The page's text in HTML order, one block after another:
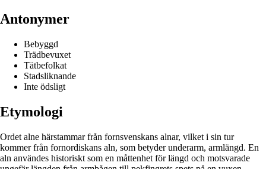
Antonymer
Bebyggd
Trädbevuxet
Tätbefolkat
Stadsliknande
Inte ödsligt
Etymologi
Ordet alne härstammar från fornsvenskans alnar, vilket i sin tur
kommer från fornordiskans aln, som betyder underarm, armlängd. En
aln användes historiskt som en måttenhet för längd och motsvarade